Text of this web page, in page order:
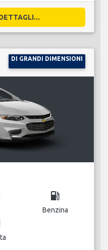
DI GRANDI DIMENSIONI
local_gas_station
Benzina